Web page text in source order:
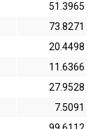
51.3965
73.8271
20.4498
11.6366
27.9528
7.5091